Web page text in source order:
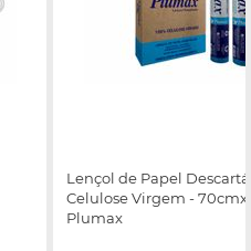
Lençol de Papel
Celulose Virgem -
Plumax